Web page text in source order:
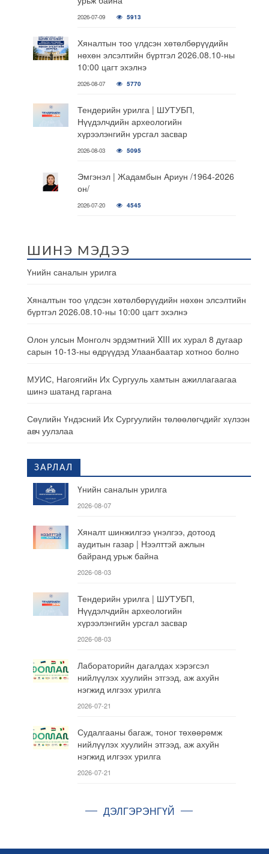
2026-07-09 5913
Хяналтын тоо үлдсэн хөтөлбөрүүдийн
нөхөн элсэлтийн бүртгэл 2026.08.10-ны
10:00 цагт эхэлнэ
2026-08-07 5770
Тендерийн урилга | ШУТУБП,
Нүүдэлчдийн археологийн
хүрээлэнгийн урсгал засвар
2026-08-03 5095
Эмгэнэл | Жадамбын Ариун /1964-2026
он/
2026-07-20 4545
ШИНЭ МЭДЭЭ
Үнийн саналын урилга
Хяналтын тоо үлдсэн хөтөлбөрүүдийн нөхөн элсэлтийн
бүртгэл 2026.08.10-ны 10:00 цагт эхэлнэ
Олон улсын Монголч эрдэмтний XIII их хурал 8 дугаар
сарын 10-13-ны өдрүүдэд Улаанбаатар хотноо болно
МУИС, Нагоягийн Их Сургууль хамтын ажиллагаагаа
шинэ шатанд гаргана
Сөүлийн Үндэсний Их Сургуулийн төлөөлөгчдийг хүлээн
авч уулзлаа
ЗАРЛАЛ
Үнийн саналын урилга
2026-08-07
Хяналт шинжилгээ үнэлгээ, дотоод
аудитын газар | Нээлттэй ажлын
байранд урьж байна
2026-08-03
Тендерийн урилга | ШУТУБП,
Нүүдэлчдийн археологийн
хүрээлэнгийн урсгал засвар
2026-08-03
Лабораторийн дагалдах хэрэгсэл
нийлүүлэх хуулийн этгээд, аж ахуйн
нэгжид илгээх урилга
2026-07-21
Судалгааны багаж, тоног төхөөрөмж
нийлүүлэх хуулийн этгээд, аж ахуйн
нэгжид илгээх урилга
2026-07-21
ДЭЛГЭРЭНГҮЙ